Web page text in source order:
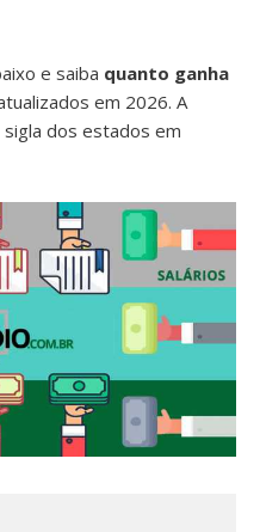
e saiba quanto ganha
em 2026. A
dos estados em